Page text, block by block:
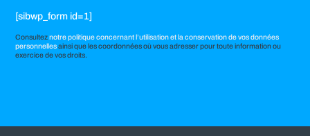
[sibwp_form id=1]
Consulteznotre politique concernant l’utilisation et la conservation de vos données
personnellesainsi que les coordonnées où vous adresser pour toute information ou
exercice de vos droits.